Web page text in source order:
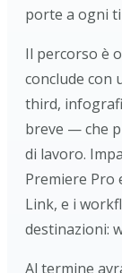
porte a ogni
Il percorso è
conclude
third,
breve — che
di lavoro.
Premiere Pro
Link, e i
destinazioni:
Al termine